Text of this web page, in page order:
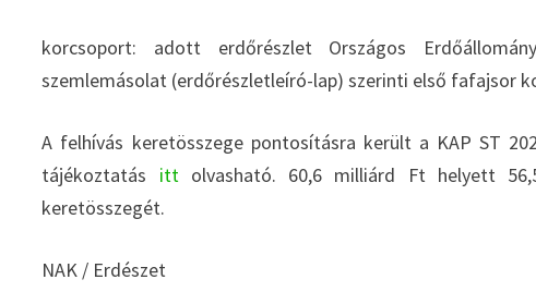
korcsoport: adott erdőrészlet Országos
szemlemásolat (erdőrészletleíró-lap) szerinti első fafajsor
A felhívás keretösszege pontosításra került a KAP ST
tájékoztatás ittolvasható. 60,6 milliárd Ft helyett
keretösszegét.
NAK / Erdészet